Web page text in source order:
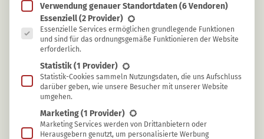
Sylvia Jahns
Verwendung genauer Standortdaten(6 Vendoren)
Es folgt eine Liste der Service-Gruppen, für die eine
Essenziell(2 Provider)
Essenzielle Services ermöglichen grundlegende Funktionen
und sind für das ordnungsgemäße Funktionieren der Website
erforderlich.
Statistik(1 Provider)
Statistik-Cookies sammeln Nutzungsdaten, die uns Aufschluss
darüber geben, wie unsere Besucher mit unserer Website
umgehen.
Marketing(1 Provider)
Marketing Services werden von Drittanbietern oder
Herausgebern genutzt, um personalisierte Werbung